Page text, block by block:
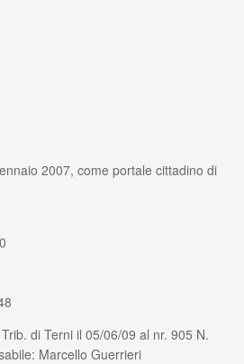
2007, come portale cittadino di
di Terni il 05/06/09 al nr. 905 N.
Marcello Guerrieri